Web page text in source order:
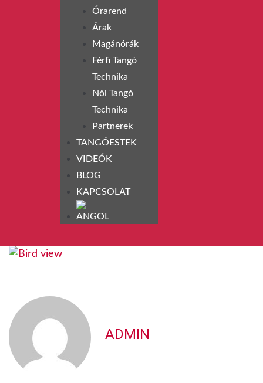
Órarend
Árak
Magánórák
Férfi Tangó
Technika
Női Tangó
Technika
Partnerek
TANGÓESTEK
VIDEÓK
BLOG
KAPCSOLAT
ADMIN